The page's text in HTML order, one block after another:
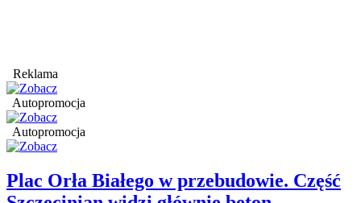
Reklama
Autopromocja
Autopromocja
Plac Orła Białego w przebudowie. Część